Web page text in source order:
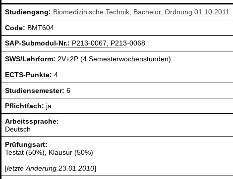
Studiengang: Biomedizinische Technik, Bachelor, Ordnung 01.10.2011
Code: BMT604
SAP-Submodul-Nr.: P213-0067, P213-0068
SWS/Lehrform: 2V+2P (4 Semesterwochenstunden)
ECTS-Punkte: 4
Studiensemester:6
Pflichtfach: ja
Arbeitssprache:
Deutsch
Prüfungsart:
Testat (50%), Klausur (50%)
[letzte Änderung 23.01.2010]